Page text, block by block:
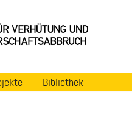
Bibliothek